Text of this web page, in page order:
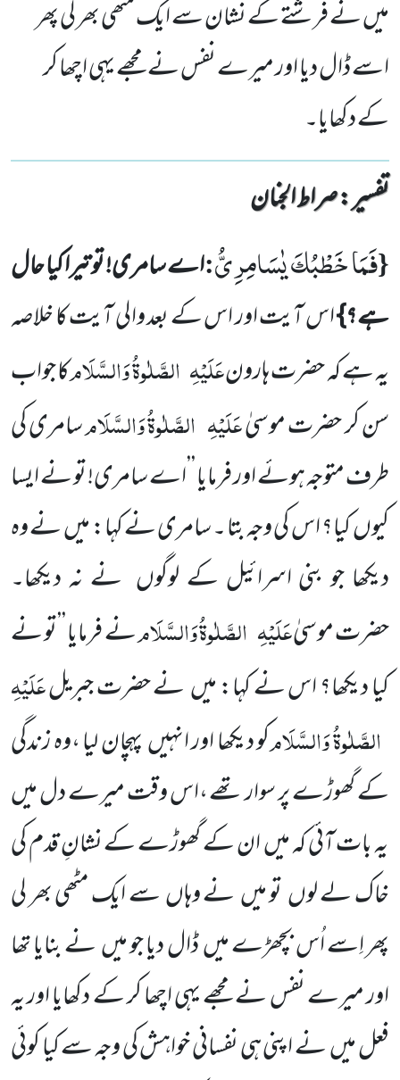
میں نے فرشتے کے نشان سے ایک مٹھی بھر لی پھر
اسے ڈال دیا اور میرے نفس نے مجھے یہی اچھا کر
کے دکھایا۔
تفسیر : ‎صراط الجنان
{فَمَا خَطْبُكَ یٰسَامِرِیُّ:اے سامری! تو تیرا کیا حال
ہے؟}اس آیت اور اس کے بعد والی آیت کا خلاصہ
یہ ہے کہ حضرت ہارونعَلَیْہِ الصَّلٰوۃُ وَالسَّلَامکا جواب
سن کر حضرت موسیٰعَلَیْہِ الصَّلٰوۃُ وَالسَّلَامسامری کی
طرف متوجہ ہوئے اور فرمایا ’’اے سامری! تو نے ایسا
کیوں کیا؟ اس کی وجہ بتا ۔ سامری نے کہا: میں نے وہ
دیکھا جو بنی اسرائیل کے لوگوں نے نہ دیکھا۔
حضرت موسیٰعَلَیْہِ الصَّلٰوۃُ وَالسَّلَامنے فرمایا ’’تو نے
کیا دیکھا؟ اس نے کہا: میں نے حضرت جبریلعَلَیْہِ
الصَّلٰوۃُ وَالسَّلَامکو دیکھا اور انہیں پہچان لیا ،وہ زندگی
کے گھوڑے پر سوار تھے ،اس وقت میرے دل میں
یہ بات آئی کہ میں ان کے گھوڑے کے نشانِ قدم کی
خاک لے لوں تو میں نے وہاں سے ایک مٹھی بھر لی
پھر اِسے اُس بچھڑے میں ڈال دیا جو میں نے بنایا تھا
اور میرے نفس نے مجھے یہی اچھا کر کے دکھایا اور یہ
فعل میں نے اپنی ہی نفسانی خواہش کی وجہ سے کیا کوئی